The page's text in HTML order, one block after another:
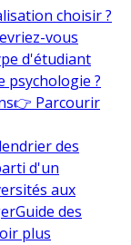
choisir ?
vous
d'étudiant
psychologie ?
👉 Parcourir
des
d'un
aux
Guide des
plus